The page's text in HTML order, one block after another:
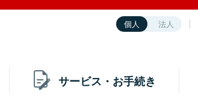
個人 法人
サービス・お手続き